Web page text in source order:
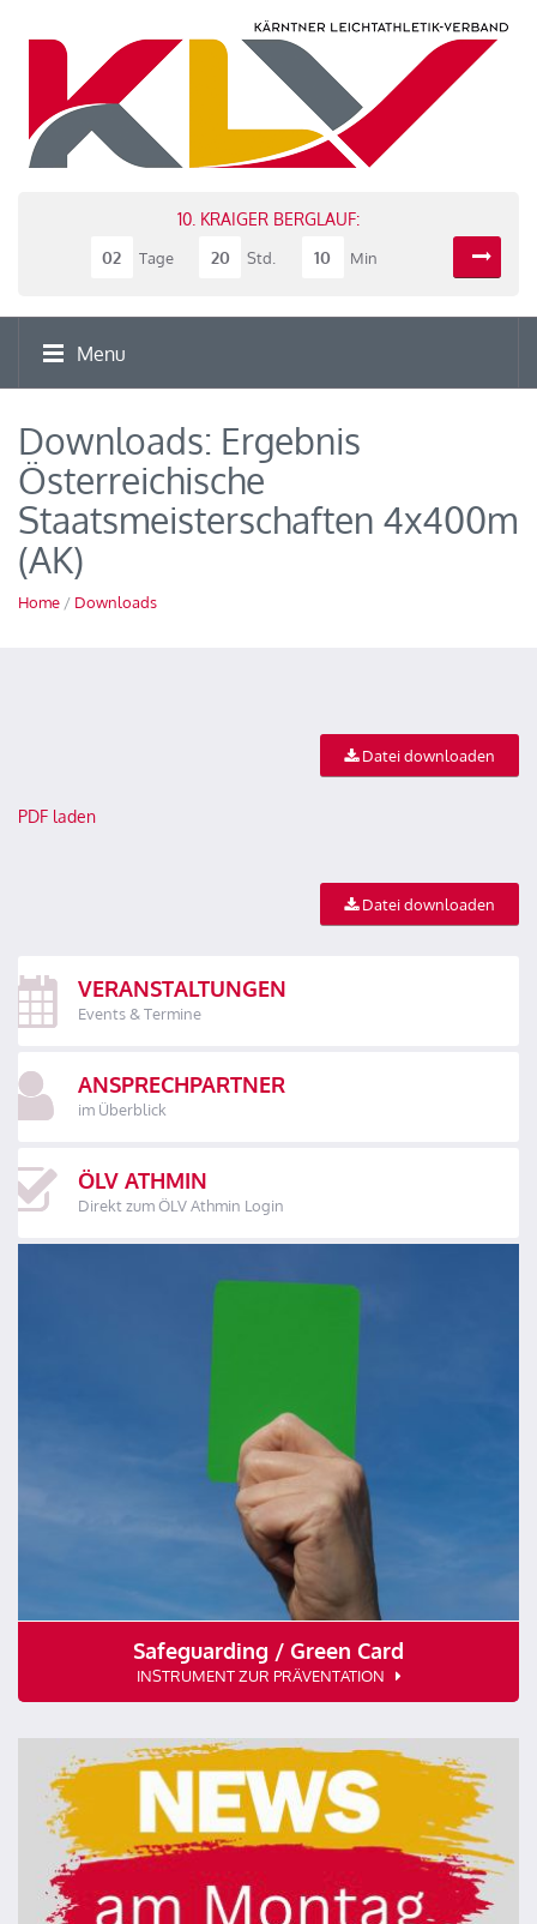
10. KRAIGER BERGLAUF:
02
Tage 20 Std. 10 Min
Menu
Downloads: Ergebnis
Österreichische
Staatsmeisterschaften 4x400m
(AK)
Home / Downloads
Datei downloaden
PDF laden
Datei downloaden
VERANSTALTUNGEN
Events & Termine
ANSPRECHPARTNER
im Überblick
ÖLV ATHMIN
Direkt zum ÖLV Athmin Login
Safeguarding / Green Card
INSTRUMENT ZUR PRÄVENTATION